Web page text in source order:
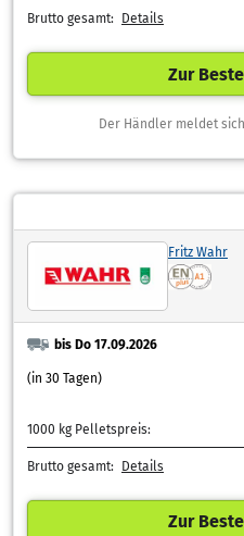
Brutto gesamt: Details
Zur
Der Händler meldet
Fritz Wahr
bis Do 17.09.2026
(in 30 Tagen)
1000 kg Pelletspreis:
Brutto gesamt: Details
Zur